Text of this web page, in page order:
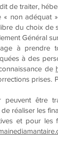
de traiter,
non adéquat
du choix de
Général
à prendre
à des
de
prises.
peuvent être
réaliser les
et pour les